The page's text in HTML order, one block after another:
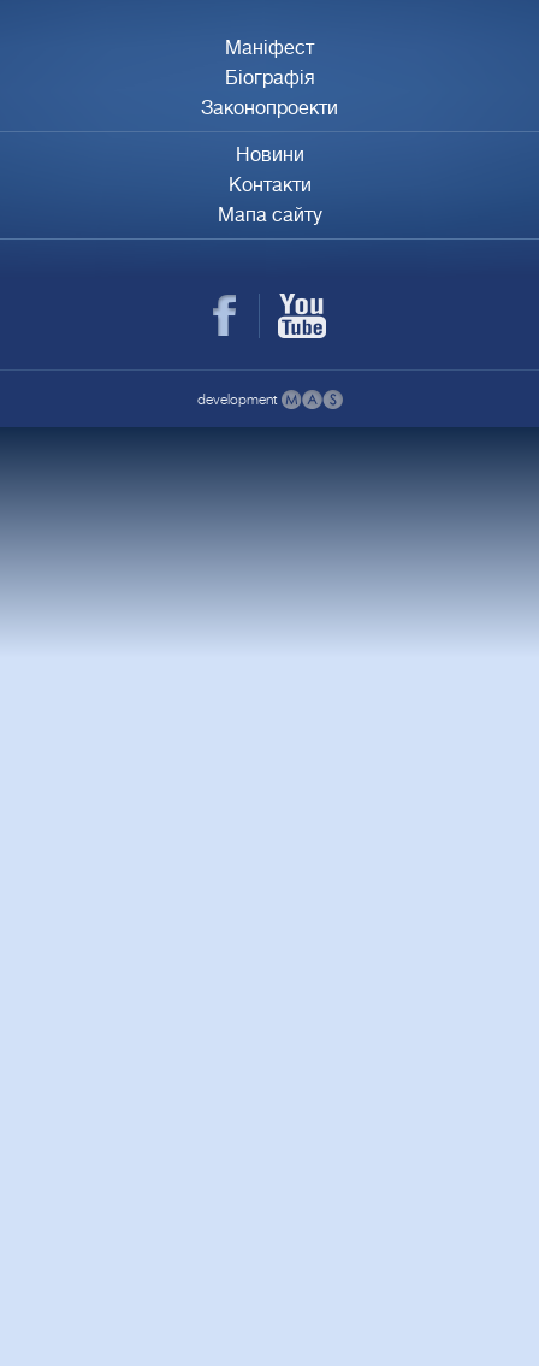
Маніфест
Біографія
Законопроекти
Новини
Контакти
Мапа сайту
development